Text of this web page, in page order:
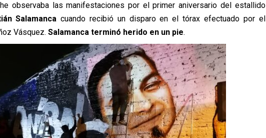
observaba las manifestaciones por el primer aniversario del estallido
Salamanca cuando recibió un disparo en el tórax efectuado por el
Vásquez. Salamanca terminó herido en un pie.